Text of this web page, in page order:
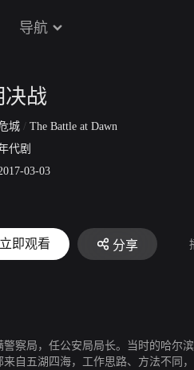
导航
决战
城 / The Battle at Dawn
代剧
03-03
立即观看 分享
警察局，任公安局局长。当时的哈
自五湖四海，工作思路、方法不同